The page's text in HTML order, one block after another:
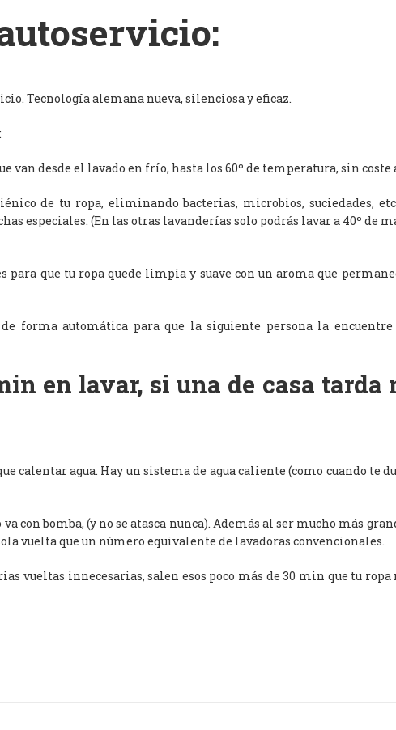
Tecnología alemana nueva, silenciosa y eficaz.
van desde el lavado en frío, hasta los 60º de temperatura, sin
de tu ropa, eliminando bacterias, microbios, suciedades,
especiales. (En las otras lavanderías solo podrás lavar a 40º de
que tu ropa quede limpia y suave con un aroma que
forma automática para que la siguiente persona la
en lavar, si una de casa tarda
calentar agua. Hay un sistema de agua caliente (como cuando te
con bomba, (y no se atasca nunca). Además al ser mucho más
vuelta que un número equivalente de lavadoras convencionales.
vueltas innecesarias, salen esos poco más de 30 min que tu ropa